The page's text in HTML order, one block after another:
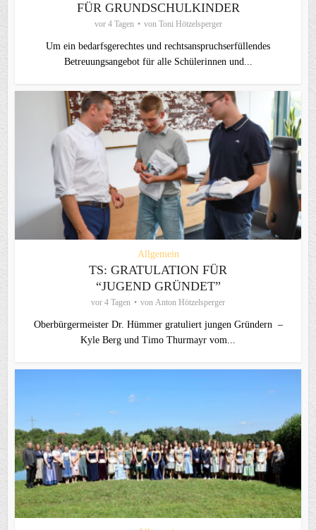
FÜR GRUNDSCHULKINDER
vor 4 Tagen von Toni Hötzelsperger
Um ein bedarfsgerechtes und rechtsanspruchserfüllendes
Betreuungsangebot für alle Schülerinnen und...
Allgemein
TS: GRATULATION FÜR
“JUGEND GRÜNDET”
vor 4 Tagen von Anton Hötzelsperger
Oberbürgermeister Dr. Hümmer gratuliert jungen Gründern –
Kyle Berg und Timo Thurmayr vom...